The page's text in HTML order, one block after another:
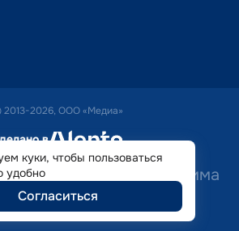
2026, ООО «Медиа»
в alente
Необходима
специалиста.
куки, чтобы пользоваться
удобно
Согласиться